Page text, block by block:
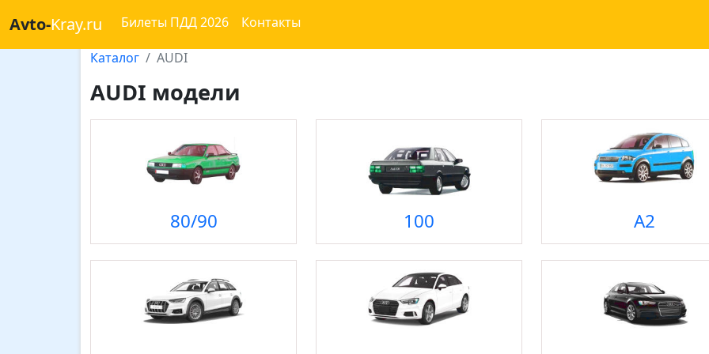
Avto-Kray.ru Билеты ПДД 2026 Контакты
Каталог AUDI
AUDI модели
80/90 100 A2